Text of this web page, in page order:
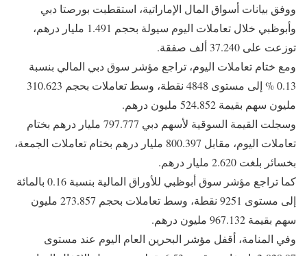
ووفق بيانات أسواق المال الإماراتية، استقطبت بورصتا دبي
وأبوظبي خلال تعاملات اليوم سيولة بحجم 1.491 مليار درهم،
توزعت على 37.240 ألف صفقة.
ومع ختام تعاملات اليوم، تراجع مؤشر سوق دبي المالي بنسبة
0.13 % إلى مستوى 4848 نقطة، وسط تعاملات بحجم 310.623
مليون سهم بقيمة 524.852 مليون درهم.
وسجلت القيمة السوقية لأسهم دبي 797.777 مليار درهم بختام
تعاملات اليوم، مقابل 800.397 مليار درهم بختام تعاملات الجمعة،
بخسائر بلغت 2.620 مليار درهم.
كما تراجع مؤشر سوق أبوظبي للأوراق المالية بنسبة 0.16 بالمائة
إلى مستوى 9251 نقطة، وسط تعاملات بحجم 273.857 مليون
سهم بقيمة 967.132 مليون درهم.
وفي المنامة، أقفل مؤشر البحرين العام اليوم عند مستوى